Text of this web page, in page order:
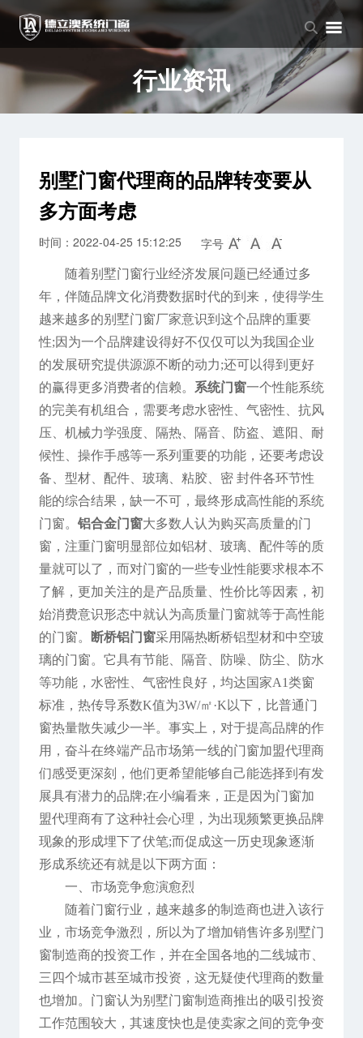
品牌中心
品牌介绍
企业文化
产品中心
窗系列
门系列
新闻中心
公司新闻
行业资讯
行业资讯
别墅门窗代理商的品牌转变要从
多方面考虑
时间：2022-04-25 15:12:25 字号
随着别墅门窗行业经济发展问题已经通过多
年，伴随品牌文化消费数据时代的到来，使得学生
越来越多的别墅门窗厂家意识到这个品牌的重要
性;因为一个品牌建设得好不仅仅可以为我国企业
的发展研究提供源源不断的动力;还可以得到更好
的赢得更多消费者的信赖。
系统门窗一个性能系统
的完美有机组合，需要考虑水密性、气密性、抗风
压、机械力学强度、隔热、隔音、防盗、遮阳、耐
候性、操作手感等一系列重要的功能，还要考虑设
备、型材、配件、玻璃、粘胶、密 封件各环节性
能的综合结果，缺一不可，最终形成高性能的系统
门窗。 铝合金门窗大多数人认为购买高质量的门
窗，注重门窗明显部位如铝材、玻璃、配件等的质
量就可以了，而对门窗的一些专业性能要求根本不
了解，更加关注的是产品质量、性价比等因素，初
始消费意识形态中就认为高质量门窗就等于高性能
的门窗。
断桥铝门窗采用隔热断桥铝型材和中空玻
璃的门窗。它具有节能、隔音、防噪、防尘、防水
等功能，水密性、气密性良好，均达国家A1类窗
标准，热传导系数K值为3W/㎡·K以下，比普通门
窗热量散失减少一半。事实上，对于提高品牌的作
用，奋斗在终端产品市场第一线的门窗加盟代理商
们感受更深刻，他们更希望能够自己能选择到有发
展具有潜力的品牌;在小编看来，正是因为门窗加
盟代理商有了这种社会心理，为出现频繁更换品牌
现象的形成埋下了伏笔;而促成这一历史现象逐渐
形成系统还有就是以下两方面：
一、市场竞争愈演愈烈
随着门窗行业，越来越多的制造商也进入该行
业，市场竞争激烈，所以为了增加销售许多别墅门
窗制造商的投资工作，并在全国各地的二线城市、
三四个城市甚至城市投资，这无疑使代理商的数量
也增加。门窗认为别墅门窗制造商推出的吸引投资
工作范围较大，其速度快也是使卖家之间的竞争变